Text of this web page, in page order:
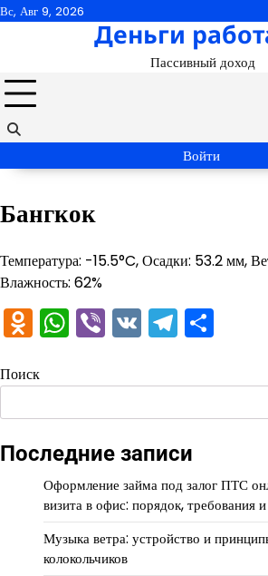
Перейти
Вс, Авг 9, 2026
Деньги
Пассивный доход
Войти
Бангкок
Температура: -15.5°C, Осадки: 53.2 мм,
Влажность: 62%
Odnoklassniki
WhatsApp
Viber
VK
Поиск
Последние записи
Оформление займа под залог ПТС
визита в офис: порядок, требования
Музыка ветра: устройство и
колокольчиков